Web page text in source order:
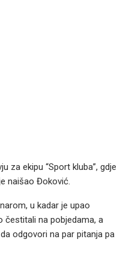
za ekipu “Sport kluba”, gdje
naišao Đoković.
u kadar je upao
čestitali na pobjedama, a
odgovori na par pitanja pa